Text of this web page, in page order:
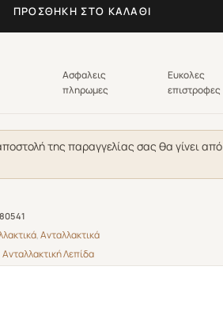
ΠΡΟΣΘΉΚΗ ΣΤΟ ΚΑΛΆΘΙ
Ασφαλεις
πληρωμες
Ευκολες
επιστροφες
της παραγγελίας σας θα γίνει από
,Ανταλλακτικά
Ανταλλακτική Λεπίδα